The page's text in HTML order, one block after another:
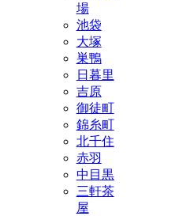
場
池袋
大塚
巣鴨
日暮里
吉原
御徒町
錦糸町
北千住
赤羽
中目黒
三軒茶
屋